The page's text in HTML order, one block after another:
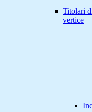
Titolari
vertice